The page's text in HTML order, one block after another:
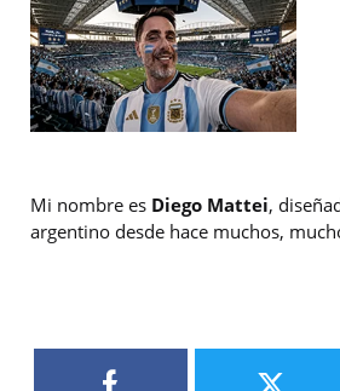
Mi nombre es Diego Mattei,
argentino desde hace muchos,